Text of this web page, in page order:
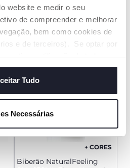
website e medir o seu
de compreender e melhorar
bem como cookies de
e de terceiros). Se optar por
na utilização de todos os
mais, alterar ou revogar o
de alguns cookies, clique em
este aviso, está a
para garantir o
Tudo
Necessárias
+ CORES
Biberão NaturalFeeling